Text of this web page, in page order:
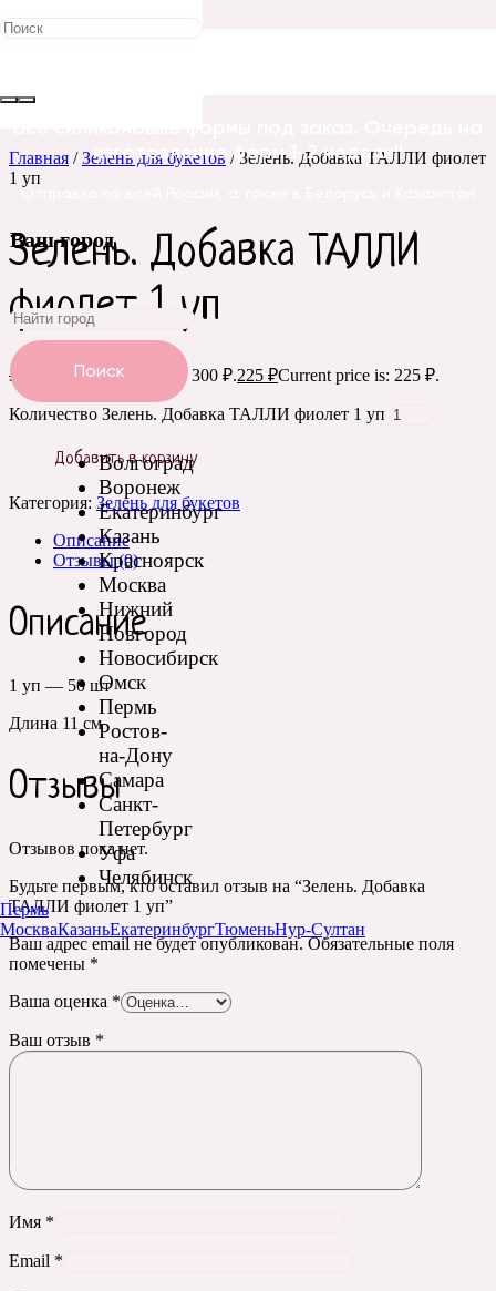
изготовление форм 1-2 недели!!
Отправка по всей России, а также в Беларусь и Казахстан
Ваш город
Поиск
Волгоград
Воронеж
Екатеринбург
Казань
Красноярск
Москва
Нижний
Новгород
Новосибирск
Омск
Пермь
Ростов-
на-Дону
Самара
Санкт-
Петербург
Уфа
Челябинск
Пермь
МоскваКазаньЕкатеринбургТюменьНур-Султан
Распродажа!
Главная /Зелень для букетов / Зелень. Добавка ТАЛЛИ фиолет
1 уп
Зелень. Добавка ТАЛЛИ
фиолет 1 уп
300 Original price was: 300 ₽.225 ₽Current price is: 225 ₽.
Количество Зелень. Добавка ТАЛЛИ фиолет 1 уп
Добавить в корзину
Категория: Зелень для букетов
Описание
Отзывы (0)
Описание
1 уп — 50 шт
Длина 11 см
Отзывы
Отзывов пока нет.
Будьте первым, кто оставил отзыв на “Зелень. Добавка
ТАЛЛИ фиолет 1 уп”
Ваш адрес email не будет опубликован. Обязательные поля
помечены *
Ваша оценка *
Ваш отзыв *
Имя *
Email *